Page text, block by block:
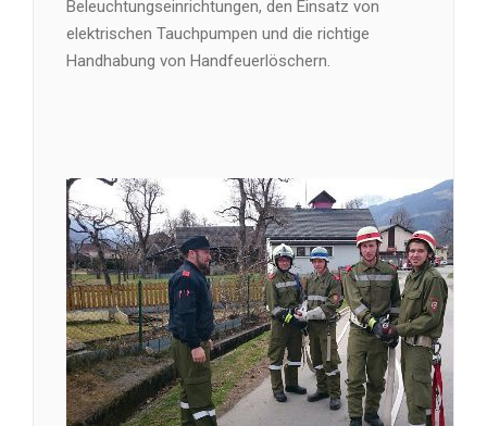
Beleuchtungseinrichtungen, den Einsatz von
elektrischen Tauchpumpen und die richtige
Handhabung von Handfeuerlöschern.